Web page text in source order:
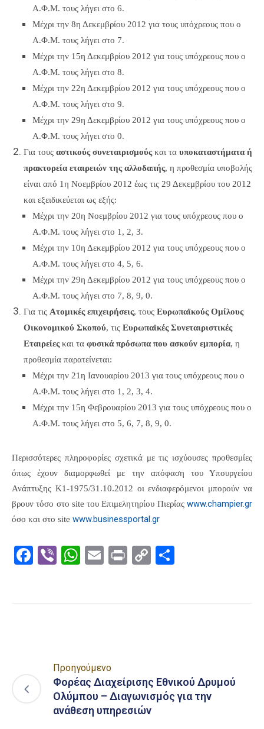
Α.Φ.Μ. τους λήγει στο 6.
Μέχρι την 8η Δεκεμβρίου 2012 για τους υπόχρεους που ο
Α.Φ.Μ. τους λήγει στο 7.
Μέχρι την 15η Δεκεμβρίου 2012 για τους υπόχρεους που ο
Α.Φ.Μ. τους λήγει στο 8.
Μέχρι την 22η Δεκεμβρίου 2012 για τους υπόχρεους που ο
Α.Φ.Μ. τους λήγει στο 9.
Μέχρι την 29η Δεκεμβρίου 2012 για τους υπόχρεους που ο
Α.Φ.Μ. τους λήγει στο 0.
Για τους αστικούς συνεταιρισμούςκαι τα υποκαταστήματα ή
πρακτορεία εταιρειών της αλλοδαπής, η προθεσμία υποβολής
είναι από 1η Νοεμβρίου 2012 έως τις 29 Δεκεμβρίου του 2012
και εξειδικεύεται ως εξής:
Μέχρι την 20η Νοεμβρίου 2012 για τους υπόχρεους που ο
Α.Φ.Μ. τους λήγει στο 1, 2, 3.
Μέχρι την 10η Δεκεμβρίου 2012 για τους υπόχρεους που ο
Α.Φ.Μ. τους λήγει στο 4, 5, 6.
Μέχρι την 29η Δεκεμβρίου 2012 για τους υπόχρεους που ο
Α.Φ.Μ. τους λήγει στο 7, 8, 9, 0.
Για τις Ατομικές επιχειρήσεις, τους Ευρωπαϊκούς Ομίλους
Οικονομικού Σκοπού, τις Ευρωπαϊκές Συνεταιριστικές
Εταιρείεςκαι τα φυσικά πρόσωπα που ασκούν εμπορία, η
προθεσμία παρατείνεται:
Μέχρι την 21η Ιανουαρίου 2013 για τους υπόχρεους που ο
Α.Φ.Μ. τους λήγει στο 1, 2, 3, 4.
Μέχρι την 15η Φεβρουαρίου 2013 για τους υπόχρεους που ο
Α.Φ.Μ. τους λήγει στο 5, 6, 7, 8, 9, 0.
Περισσότερες πληροφορίες σχετικά με τις ισχύουσες προθεσμίες
όπως έχουν διαμορφωθεί με την απόφαση του Υπουργείου
Ανάπτυξης Κ1-1975/31.10.2012 οι ενδιαφερόμενοι μπορούν να
βρουν τόσο στο site του Επιμελητηρίου Πιερίαςwww.champier.gr
όσο και στο site www.businessportal.gr
Facebook
ViberWhatsApp
EmailPrintCopy
Προηγούμενο
Φορέας Διαχείρισης Εθνικού Δρυμού
Ολύμπου – Διαγωνισμός για την
ανάθεση υπηρεσιών